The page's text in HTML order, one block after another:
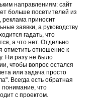
направлениям: сайт
больше посетителей из
реклама приносит
заявки, а руководству
гадать, что
а что нет. Отдельно
отметить отношение к
Ни разу не было
чтобы вопрос остался
или задача просто
Всегда есть обратная
понимание, что
с проектом.